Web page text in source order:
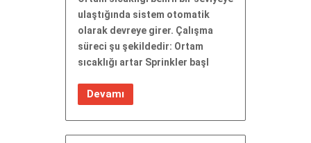
ulaştığında sistem otomatik
olarak devreye girer. Çalışma
süreci şu şekildedir: Ortam
sıcaklığı artar Sprinkler başl
Devamı